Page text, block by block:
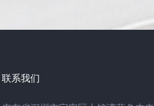
联系我们